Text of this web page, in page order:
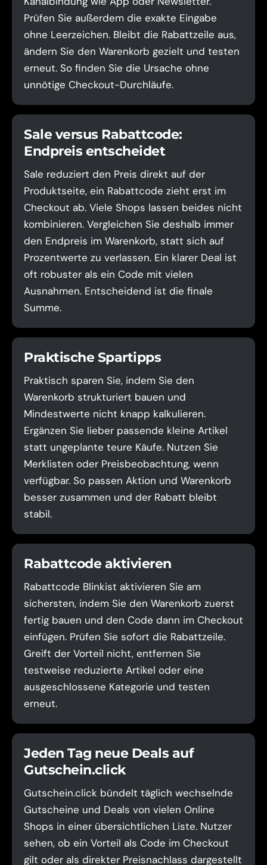
Prüfen Sie außerdem die exakte Eingabe
ohne Leerzeichen. Bleibt die Rabattzeile aus,
ändern Sie den Warenkorb gezielt und testen
erneut. So finden Sie die Ursache ohne
unnötige Checkout-Durchläufe.
Sale versus Rabattcode:
Endpreis entscheidet
Sale reduziert den Preis direkt auf der
Produktseite, ein Rabattcode zieht erst im
Checkout ab. Viele Shops lassen beides nicht
kombinieren. Vergleichen Sie deshalb immer
den Endpreis im Warenkorb, statt sich auf
Prozentwerte zu verlassen. Ein klarer Deal ist
oft robuster als ein Code mit vielen
Ausnahmen. Entscheidend ist die finale
Summe.
Praktische Spartipps
Praktisch sparen Sie, indem Sie den
Warenkorb strukturiert bauen und
Mindestwerte nicht knapp kalkulieren.
Ergänzen Sie lieber passende kleine Artikel
statt ungeplante teure Käufe. Nutzen Sie
Merklisten oder Preisbeobachtung, wenn
verfügbar. So passen Aktion und Warenkorb
besser zusammen und der Rabatt bleibt
stabil.
Rabattcode aktivieren
Rabattcode Blinkist aktivieren Sie am
sichersten, indem Sie den Warenkorb zuerst
fertig bauen und den Code dann im Checkout
einfügen. Prüfen Sie sofort die Rabattzeile.
Greift der Vorteil nicht, entfernen Sie
testweise reduzierte Artikel oder eine
ausgeschlossene Kategorie und testen
erneut.
Jeden Tag neue Deals auf
Gutschein.click
Gutschein.click bündelt täglich wechselnde
Gutscheine und Deals von vielen Online
Shops in einer übersichtlichen Liste. Nutzer
sehen, ob ein Vorteil als Code im Checkout
gilt oder als direkter Preisnachlass dargestellt